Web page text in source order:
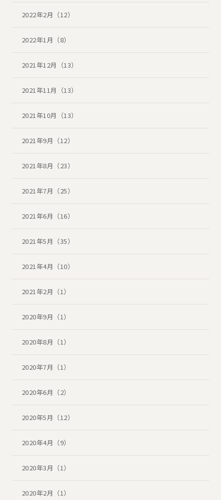
2022年2月（12）
2022年1月（8）
2021年12月（13）
2021年11月（13）
2021年10月（13）
2021年9月（12）
2021年8月（23）
2021年7月（25）
2021年6月（16）
2021年5月（35）
2021年4月（10）
2021年2月（1）
2020年9月（1）
2020年8月（1）
2020年7月（1）
2020年6月（2）
2020年5月（12）
2020年4月（9）
2020年3月（1）
2020年2月（1）